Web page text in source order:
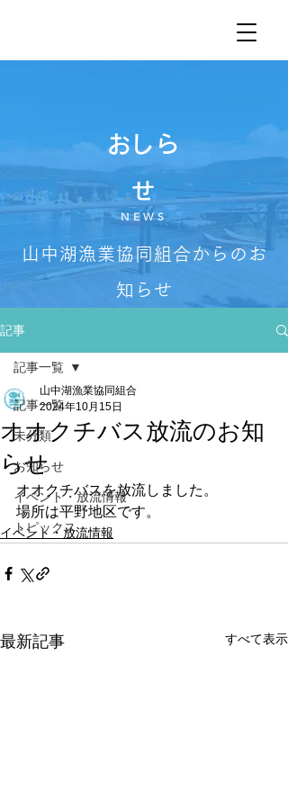
NEWS
​おしら
せ
山中湖漁業協同組合からのお
知らせ
記事
記事一覧
未分類
お知らせ
イベント・放流情報
トピックス
記事一覧
オオクチバス放流のお知
らせ
山中湖漁業協同組合
2024年10月15日
オオクチバスを放流しました。
場所は平野地区です。
イベント・放流情報
最新記事 すべて表示